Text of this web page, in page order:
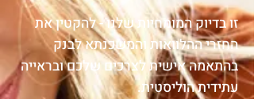
זו בדיוק המומחיות שלנו - להקטין את
החזרי ההלוואות והמשכנתא לבנק
בהתאמה אישית לצרכים שלכם ובראייה
עתידית הוליסטית.